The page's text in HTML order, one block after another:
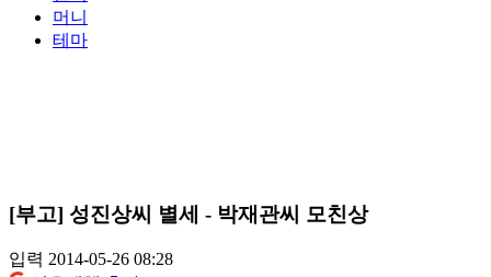
머니
테마
[부고] 성진상씨 별세 - 박재관씨 모친상
입력 2014-05-26 08:28